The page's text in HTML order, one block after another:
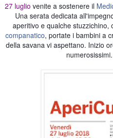
27 luglio venite a sostenere il
Una serata dedicata
aperitivo e qualche stuzzichino,
companatico, portate i bambini a
della savana vi aspettano. Inizio
numerosissimi.